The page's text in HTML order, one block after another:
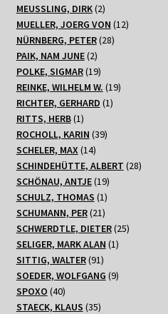
Produkte
MEUSSLING, DIRK 22
Produkte
MUELLER, JOERG VON 1212
NÜRNBERG, PETER 2828
PAIK, NAM JUNE 22
Produkte
POLKE, SIGMAR 1919
Produkte
REINKE, WILHELM W. 1919
RICHTER, GERHARD 11
RITTS, HERB 11
Produkt
ROCHOLL, KARIN 3939
SCHELER, MAX 1414
Produkte
SCHINDEHÜTTE, ALBERT 2828
SCHÖNAU, ANTJE 1919
Produkte
SCHULZ, THOMAS 11
Produkt
SCHUMANN, PER 2121
Produkte
SCHWERDTLE, DIETER 2525
SELIGER, MARK ALAN 11
SITTIG, WALTER 9191
Produkte
SOEDER, WOLFGANG 99
SPOXO 4040
Produkte
STAECK, KLAUS 3535